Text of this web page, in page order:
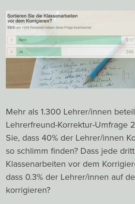
Mehr als 1.300 Lehrer/innen
Lehrerfreund-Korrektur-Umfrage
Sie, dass 40% der Lehrer/innen
so schlimm finden? Dass jede
Klassenarbeiten vor dem
dass 0.3% der Lehrer/innen auf
korrigieren?